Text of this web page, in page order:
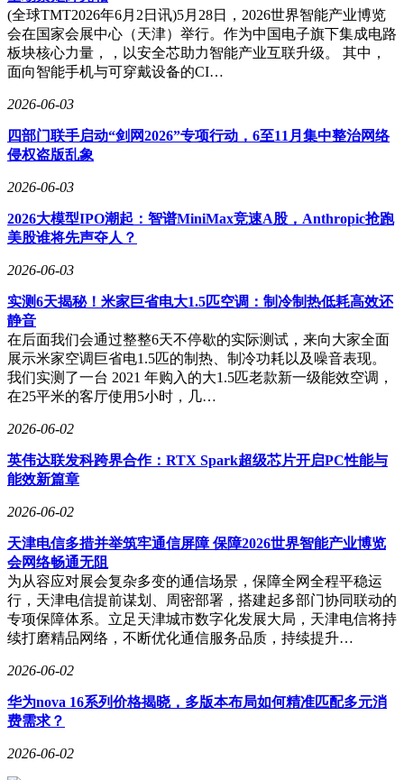
(全球TMT2026年6月2日讯)5月28日，2026世界智能产业博览
会在国家会展中心（天津）举行。作为中国电子旗下集成电路
板块核心力量，，以安全芯助力智能产业互联升级。 其中，
面向智能手机与可穿戴设备的CI…
2026-06-03
四部门联手启动“剑网2026”专项行动，6至11月集中整治网络
侵权盗版乱象
2026-06-03
2026大模型IPO潮起：智谱MiniMax竞速A股，Anthropic抢跑
美股谁将先声夺人？
2026-06-03
实测6天揭秘！米家巨省电大1.5匹空调：制冷制热低耗高效还
静音
在后面我们会通过整整6天不停歇的实际测试，来向大家全面
展示米家空调巨省电1.5匹的制热、制冷功耗以及噪音表现。
我们实测了一台 2021 年购入的大1.5匹老款新一级能效空调，
在25平米的客厅使用5小时，几…
2026-06-02
英伟达联发科跨界合作：RTX Spark超级芯片开启PC性能与
能效新篇章
2026-06-02
天津电信多措并举筑牢通信屏障 保障2026世界智能产业博览
会网络畅通无阻
为从容应对展会复杂多变的通信场景，保障全网全程平稳运
行，天津电信提前谋划、周密部署，搭建起多部门协同联动的
专项保障体系。立足天津城市数字化发展大局，天津电信将持
续打磨精品网络，不断优化通信服务品质，持续提升…
2026-06-02
华为nova 16系列价格揭晓，多版本布局如何精准匹配多元消
费需求？
2026-06-02